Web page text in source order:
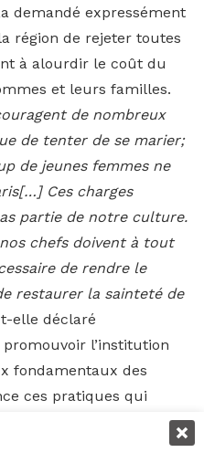
demandé expressément
région de rejeter toutes
à alourdir le coût du
et leurs familles.
de nombreux
de tenter de se marier;
de jeunes femmes ne
Ces charges
partie de notre culture.
chefs doivent à tout
de rendre le
restaurer la sainteté de
elle déclaré
l’institution
fondamentaux des
ces pratiques qui
la mariée” équivalant à
l’homme à celle de la